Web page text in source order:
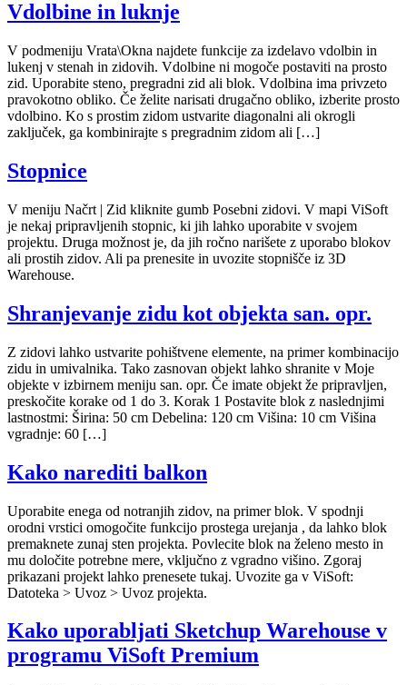
Vdolbine in luknje
V podmeniju Vrata\Okna najdete funkcije za izdelavo vdolbin in
lukenj v stenah in zidovih. Vdolbine ni mogoče postaviti na prosto
zid. Uporabite steno, pregradni zid ali blok. Vdolbina ima privzeto
pravokotno obliko. Če želite narisati drugačno obliko, izberite prosto
vdolbino. Ko s prostim zidom ustvarite diagonalni ali okrogli
zaključek, ga kombinirajte s pregradnim zidom ali […]
Stopnice
V meniju Načrt | Zid kliknite gumb Posebni zidovi. V mapi ViSoft
je nekaj pripravljenih stopnic, ki jih lahko uporabite v svojem
projektu. Druga možnost je, da jih ročno narišete z uporabo blokov
ali prostih zidov. Ali pa prenesite in uvozite stopnišče iz 3D
Warehouse.
Shranjevanje zidu kot objekta san. opr.
Z zidovi lahko ustvarite pohištvene elemente, na primer kombinacijo
zidu in umivalnika. Tako zasnovan objekt lahko shranite v Moje
objekte v izbirnem meniju san. opr. Če imate objekt že pripravljen,
preskočite korake od 1 do 3. Korak 1 Postavite blok z naslednjimi
lastnostmi: Širina: 50 cm Debelina: 120 cm Višina: 10 cm Višina
vgradnje: 60 […]
Kako narediti balkon
Uporabite enega od notranjih zidov, na primer blok. V spodnji
orodni vrstici omogočite funkcijo prostega urejanja , da lahko blok
premaknete zunaj sten projekta. Povlecite blok na želeno mesto in
mu določite potrebne mere, vključno z vgradno višino. Zgoraj
prikazani projekt lahko prenesete tukaj. Uvozite ga v ViSoft:
Datoteka > Uvoz > Uvoz projekta.
Kako uporabljati Sketchup Warehouse v
programu ViSoft Premium